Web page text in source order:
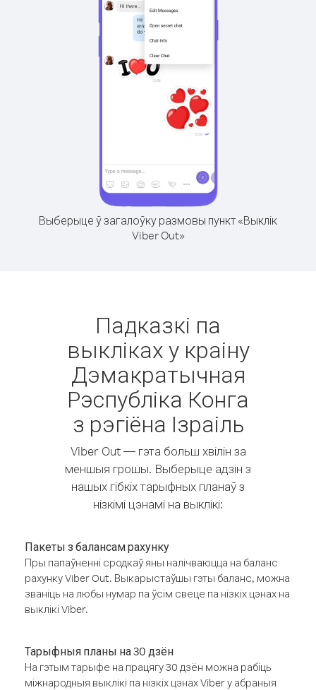
Выберыце ў загалоўку размовы пункт «Выклік
Viber Out»
Падказкі па
выкліках у краіну
Дэмакратычная
Рэспубліка Конга
з рэгіёна Ізраіль
Viber Out — гэта больш хвілін за
меншыя грошы. Выберыце адзін з
нашых гібкіх тарыфных планаў з
нізкімі цэнамі на выклікі:
Пакеты з балансам рахунку
Пры папаўненні сродкаў яны налічваюцца на баланс
рахунку Viber Out. Выкарыстаўшы гэты баланс, можна
званіць на любы нумар па ўсім свеце па нізкіх цэнах на
выклікі Viber.
Тарыфныя планы на 30 дзён
На гэтым тарыфе на працягу 30 дзён можна рабіць
міжнародныя выклікі па нізкіх цэнах Viber у абраныя